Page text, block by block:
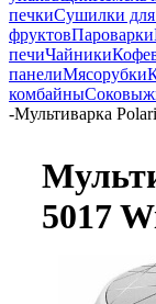
печкиСушилки
фруктовПароварки
печиЧайники
панелиМясорубки
комбайны
-Мультиварка
5017